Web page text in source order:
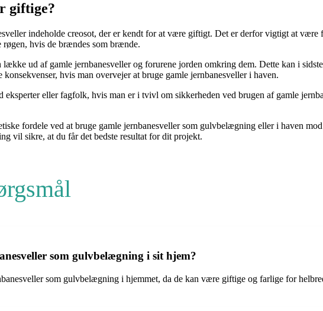
giftige?
indeholde creosot, der er kendt for at være giftigt. Det er derfor vigtigt at
hvis de brændes som brænde.
lække ud af gamle jernbanesveller og forurene jorden omkring dem. Dette kan i
hvis man overvejer at bruge gamle jernbanesveller i haven.
eksperter eller fagfolk, hvis man er i tvivl om sikkerheden ved brugen af gamle
fordele ved at bruge gamle jernbanesveller som gulvbelægning eller i haven
vil sikre, at du får det bedste resultat for dit projekt.
som gulvbelægning i sit hjem?
som gulvbelægning i hjemmet, da de kan være giftige og farlige for